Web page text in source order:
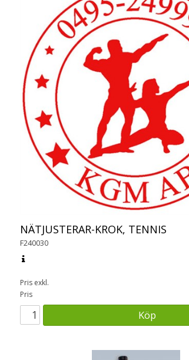
NÄTJUSTERAR-KROK, TENNIS
F240030
Pris exkl.
Pris
Köp